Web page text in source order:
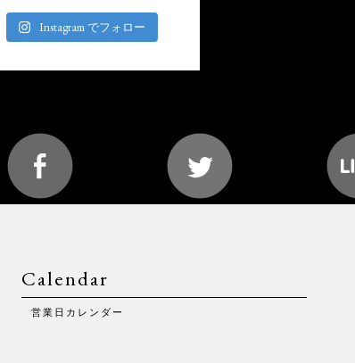
Instagram でフォロー
Calendar
営業日カレンダー